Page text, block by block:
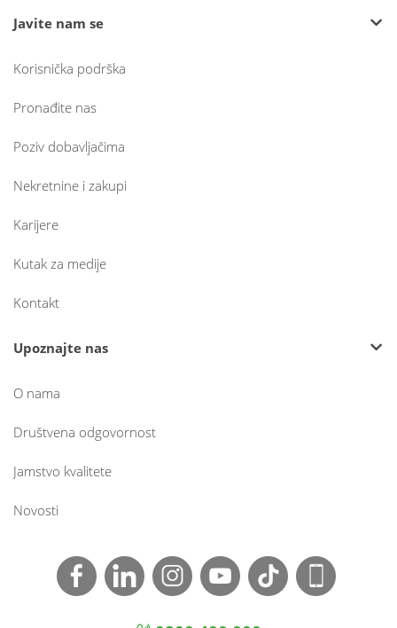
Javite nam se
Korisnička podrška
Pronađite nas
Poziv dobavljačima
Nekretnine i zakupi
Karijere
Kutak za medije
Kontakt
Upoznajte nas
O nama
Društvena odgovornost
Jamstvo kvalitete
Novosti